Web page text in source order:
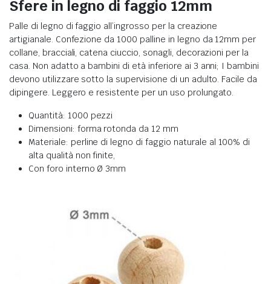
Sfere in legno di faggio 12mm
Palle di legno di faggio all’ingrosso per la creazione
artigianale. Confezione da 1000 palline in legno da 12mm per
collane, bracciali, catena ciuccio, sonagli, decorazioni per la
casa. Non adatto a bambini di età inferiore ai 3 anni; I bambini
devono utilizzare sotto la supervisione di un adulto. Facile da
dipingere. Leggero e resistente per un uso prolungato.
Quantità: 1000 pezzi
Dimensioni: forma rotonda da 12 mm
Materiale: perline di legno di faggio naturale al 100% di
alta qualità non finite,
Con foro interno Ø 3mm